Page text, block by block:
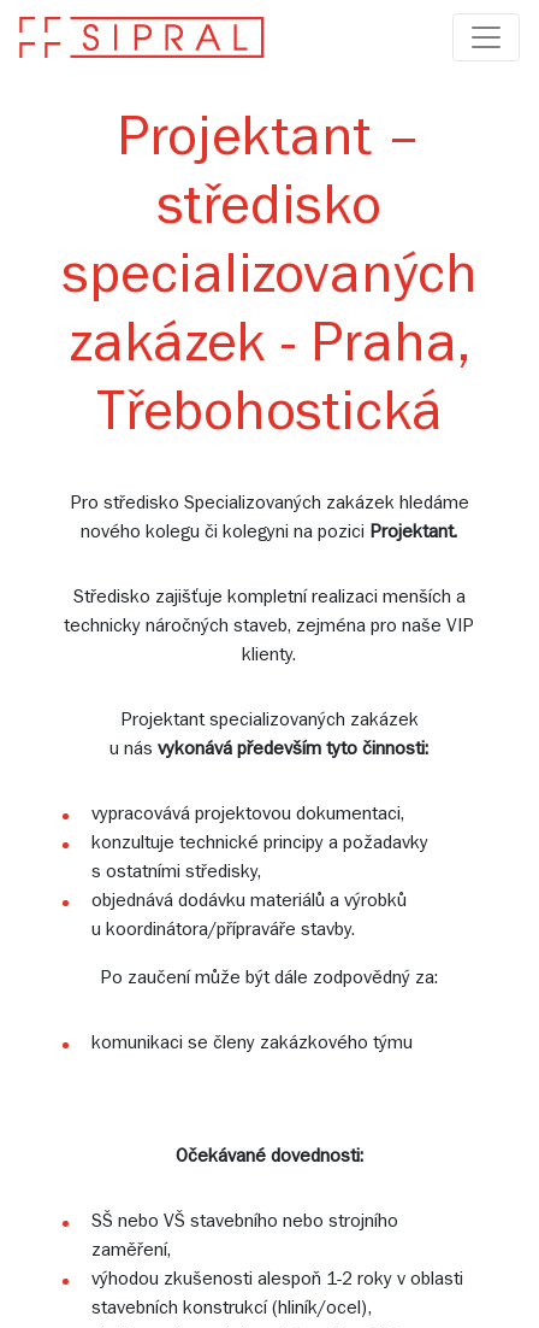
Projektant –
středisko
specializovaných
zakázek - Praha,
Třebohostická
Pro středisko Specializovaných zakázek hledáme
nového kolegu či kolegyni na pozici Projektant.
Středisko zajišťuje kompletní realizaci menších a
technicky náročných staveb, zejména pro naše VIP
klienty.
Projektant specializovaných zakázek
u násvykonává především tyto činnosti:
vypracovává projektovou dokumentaci,
konzultuje technické principy a požadavky
s ostatními středisky,
objednává dodávku materiálů a výrobků
u koordinátora/přípraváře stavby.
Po zaučení může být dále zodpovědný za:
komunikaci se členy zakázkového týmu
Očekávané dovednosti:
SŠ nebo VŠ stavebního nebo strojního
zaměření,
výhodou zkušenosti alespoň 1-2 roky v oblasti
stavebních konstrukcí (hliník/ocel),